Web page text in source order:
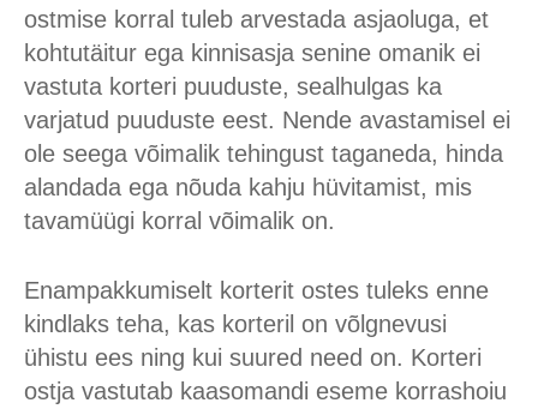
ostmise korral tuleb arvestada asjaoluga, et
kohtutäitur ega kinnisasja senine omanik ei
vastuta korteri puuduste, sealhulgas ka
varjatud puuduste eest. Nende avastamisel ei
ole seega võimalik tehingust taganeda, hinda
alandada ega nõuda kahju hüvitamist, mis
tavamüügi korral võimalik on.
Enampakkumiselt korterit ostes tuleks enne
kindlaks teha, kas korteril on võlgnevusi
ühistu ees ning kui suured need on. Korteri
ostja vastutab kaasomandi eseme korrashoiu